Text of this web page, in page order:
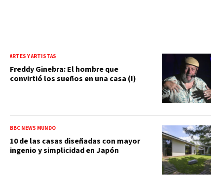
ARTES Y ARTISTAS
Freddy Ginebra: El hombre que
convirtió los sueños en una casa (I)
BBC NEWS MUNDO
10 de las casas diseñadas con mayor
ingenio y simplicidad en Japón